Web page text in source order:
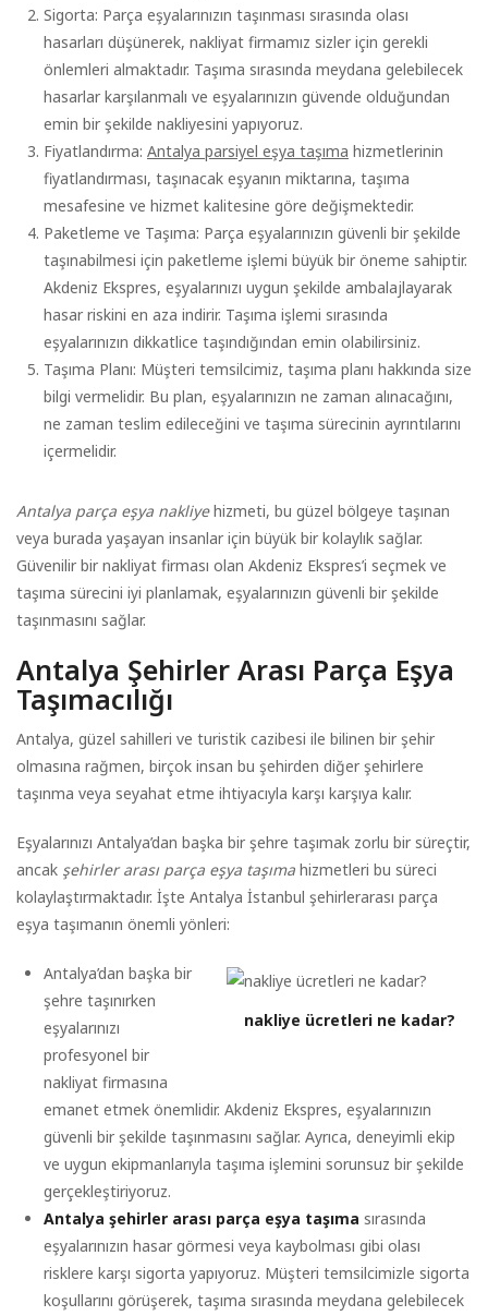
Sigorta: Parça eşyalarınızın taşınması sırasında olası
hasarları düşünerek, nakliyat firmamız sizler için gerekli
önlemleri almaktadır. Taşıma sırasında meydana gelebilecek
hasarlar karşılanmalı ve eşyalarınızın güvende olduğundan
emin bir şekilde nakliyesini yapıyoruz.
Fiyatlandırma: Antalya parsiyel eşya taşıma hizmetlerinin
fiyatlandırması, taşınacak eşyanın miktarına, taşıma
mesafesine ve hizmet kalitesine göre değişmektedir.
Paketleme ve Taşıma: Parça eşyalarınızın güvenli bir şekilde
taşınabilmesi için paketleme işlemi büyük bir öneme sahiptir.
Akdeniz Ekspres, eşyalarınızı uygun şekilde ambalajlayarak
hasar riskini en aza indirir. Taşıma işlemi sırasında
eşyalarınızın dikkatlice taşındığından emin olabilirsiniz.
Taşıma Planı: Müşteri temsilcimiz, taşıma planı hakkında size
bilgi vermelidir. Bu plan, eşyalarınızın ne zaman alınacağını,
ne zaman teslim edileceğini ve taşıma sürecinin ayrıntılarını
içermelidir.
Antalya parça eşya nakliyehizmeti, bu güzel bölgeye taşınan
veya burada yaşayan insanlar için büyük bir kolaylık sağlar.
Güvenilir bir nakliyat firması olan Akdeniz Ekspres’i seçmek ve
taşıma sürecini iyi planlamak, eşyalarınızın güvenli bir şekilde
taşınmasını sağlar.
Antalya Şehirler Arası Parça Eşya
Taşımacılığı
Antalya, güzel sahilleri ve turistik cazibesi ile bilinen bir şehir
olmasına rağmen, birçok insan bu şehirden diğer şehirlere
taşınma veya seyahat etme ihtiyacıyla karşı karşıya kalır.
Eşyalarınızı Antalya’dan başka bir şehre taşımak zorlu bir süreçtir,
ancak şehirler arası parça eşya taşıma hizmetleri bu süreci
kolaylaştırmaktadır. İşte Antalya İstanbul şehirlerarası parça
eşya taşımanın önemli yönleri:
nakliye ücretleri ne kadar?
Antalya’dan başka bir
şehre taşınırken
eşyalarınızı
profesyonel bir
nakliyat firmasına
emanet etmek önemlidir. Akdeniz Ekspres, eşyalarınızın
güvenli bir şekilde taşınmasını sağlar. Ayrıca, deneyimli ekip
ve uygun ekipmanlarıyla taşıma işlemini sorunsuz bir şekilde
gerçekleştiriyoruz.
Antalya şehirler arası parça eşya taşıma sırasında
eşyalarınızın hasar görmesi veya kaybolması gibi olası
risklere karşı sigorta yapıyoruz. Müşteri temsilcimizle sigorta
koşullarını görüşerek, taşıma sırasında meydana gelebilecek